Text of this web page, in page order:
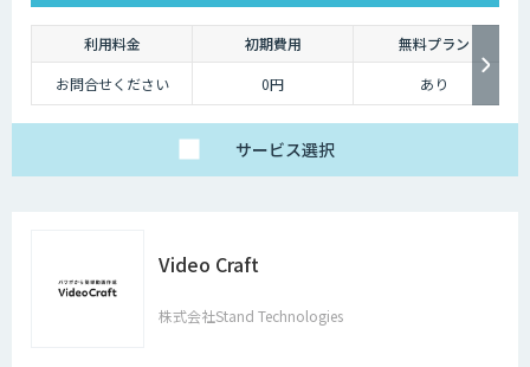
利用料金 初期費用
無料プラン
お問合せください
0円 あり
サービス選択
Video Craft
株式会社Stand Technologies